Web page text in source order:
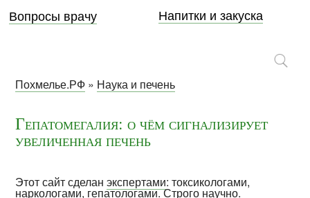
Вопросы врачу
Напитки и закуска
Похмелье.РФ » Наука и печень
Гепатомегалия: о чём сигнализирует
увеличенная печень
Этот сайт сделанэкспертами: токсикологами,
наркологами, гепатологами. Строго научно.